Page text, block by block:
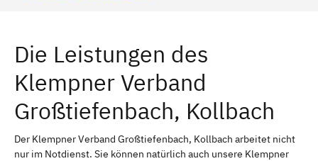
Die Leistungen des
Klempner Verband
Großtiefenbach, Kollbach
Der Klempner Verband Großtiefenbach, Kollbach arbeitet nicht
nur im Notdienst. Sie können natürlich auch unsere Klempner